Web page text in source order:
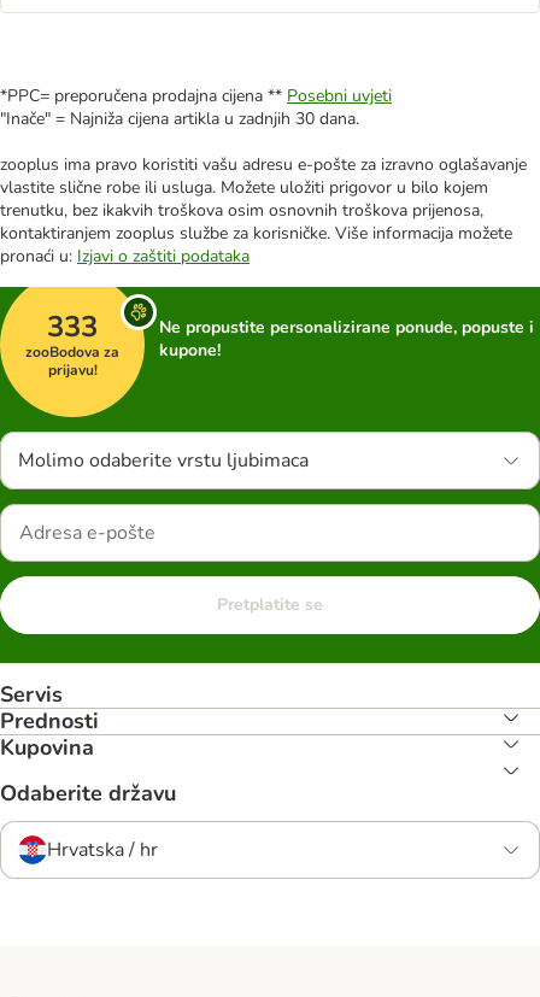
*PPC= preporučena prodajna cijena ** Posebni uvjeti
"Inače" = Najniža cijena artikla u zadnjih 30 dana.
zooplus ima pravo koristiti vašu adresu e-pošte za izravno oglašavanje
vlastite slične robe ili usluga. Možete uložiti prigovor u bilo kojem
trenutku, bez ikakvih troškova osim osnovnih troškova prijenosa,
kontaktiranjem zooplus službe za korisničke. Više informacija možete
pronaći u: Izjavi o zaštiti podataka
333
zooBodova za
prijavu!
Ne propustite personalizirane ponude, popuste i
kupone!
Molimo odaberite vrstu ljubimaca
Pretplatite se
Servis
Prednosti
Kupovina
Odaberite državu
Hrvatska / hr